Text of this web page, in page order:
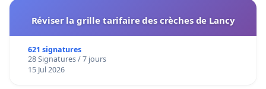
Réviser la grille tarifaire des crèches de Lancy
621 signatures
28 Signatures / 7 jours
15 Jul 2026